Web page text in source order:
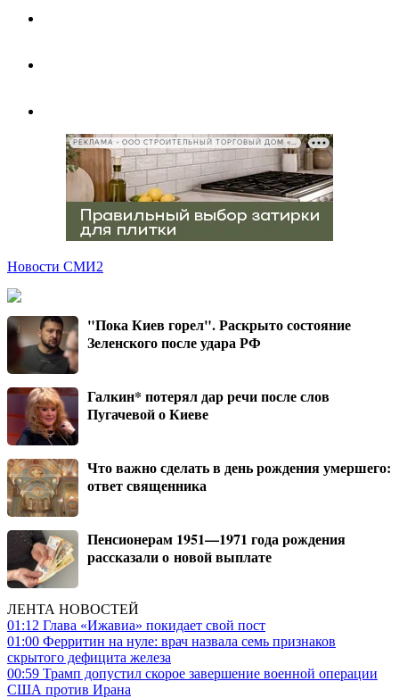
РЕКЛАМА • ООО СТРОИТЕЛЬНЫЙ ТОРГОВЫЙ ДОМ «ПЕТРОВИЧ», ИНН 7802348846
Новости СМИ2
"Пока Киев горел". Раскрыто состояние
Зеленского после удара РФ
Галкин* потерял дар речи после слов
Пугачевой о Киеве
Что важно сделать в день рождения умершего:
ответ священника
Пенсионерам 1951—1971 года рождения
рассказали о новой выплате
ЛЕНТА НОВОСТЕЙ
01:12 Глава «Ижавиа» покидает свой пост
01:00 Ферритин на нуле: врач назвала семь признаков
скрытого дефицита железа
00:59 Трамп допустил скорое завершение военной операции
США против Ирана